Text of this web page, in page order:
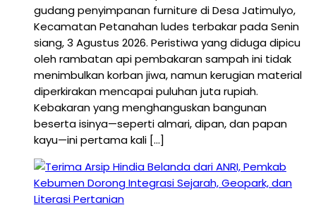
gudang penyimpanan furniture di Desa Jatimulyo,
Kecamatan Petanahan ludes terbakar pada Senin
siang, 3 Agustus 2026. Peristiwa yang diduga dipicu
oleh rambatan api pembakaran sampah ini tidak
menimbulkan korban jiwa, namun kerugian material
diperkirakan mencapai puluhan juta rupiah.
Kebakaran yang menghanguskan bangunan
beserta isinya—seperti almari, dipan, dan papan
kayu—ini pertama kali […]